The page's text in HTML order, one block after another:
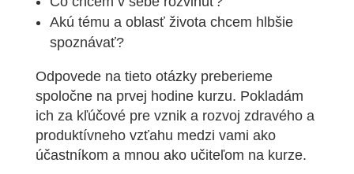
Akú tému a oblasť života chcem hlbšie
spoznávať?
Odpovede na tieto otázky preberieme
spoločne na prvej hodine kurzu. Pokladám
ich za kľúčové pre vznik a rozvoj zdravého a
produktívneho vzťahu medzi vami ako
účastníkom a mnou ako učiteľom na kurze.